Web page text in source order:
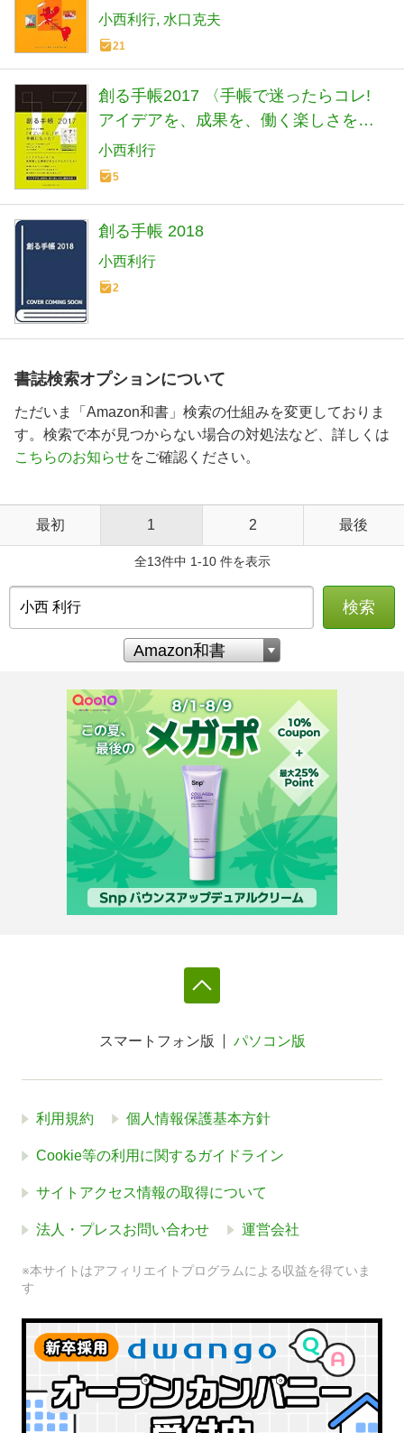
小西利行 水口克夫
21
創る手帳2017 〈手帳で迷ったらコレ!
アイデアを、成果を、働く楽しさを、
「創る」手帳! 〉
小西利行
5
創る手帳 2018
小西利行
2
書誌検索オプションについて
ただいま「Amazon和書」検索の仕組みを変更しておりま
す。検索で本が見つからない場合の対処法など、詳しくは
こちらのお知らせをご確認ください。
最初 1 2 最後
全13件中 1-10 件を表示
検索
スマートフォン版 パソコン版
利用規約 個人情報保護基本方針
Cookie等の利用に関するガイドライン
サイトアクセス情報の取得について
法人・プレスお問い合わせ 運営会社
※本サイトはアフィリエイトプログラムによる収益を得ていま
す